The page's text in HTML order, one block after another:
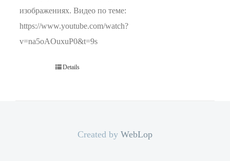
изображениях. Видео по теме:
https://www.youtube.com/watch?
v=na5oAOuxuP0&t=9s
Details
Created by WebLop